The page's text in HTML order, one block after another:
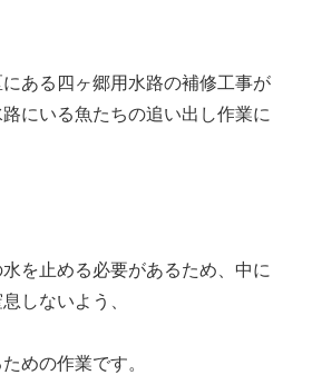
ある四ヶ郷用水路の補修工事が
にいる魚たちの追い出し作業に
を止める必要があるため、中に
しないよう、
めの作業です。